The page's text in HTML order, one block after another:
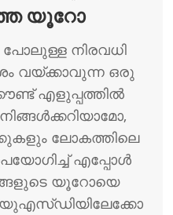
യൂറോ
പോലുള്ള നിരവധി
വയ്ക്കാവുന്ന ഒരു
എളുപ്പത്തിൽ
ലോകത്തിലെ
എപ്പോൾ
യൂറോയെ